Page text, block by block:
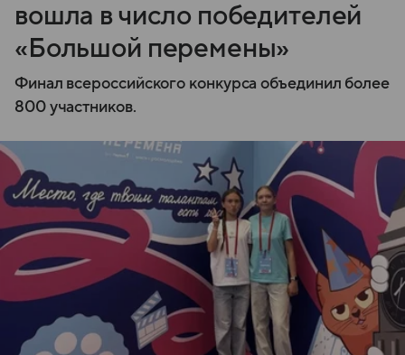
вошла в число победителей
«Большой перемены»
Финал всероссийского конкурса объединил более
800 участников.